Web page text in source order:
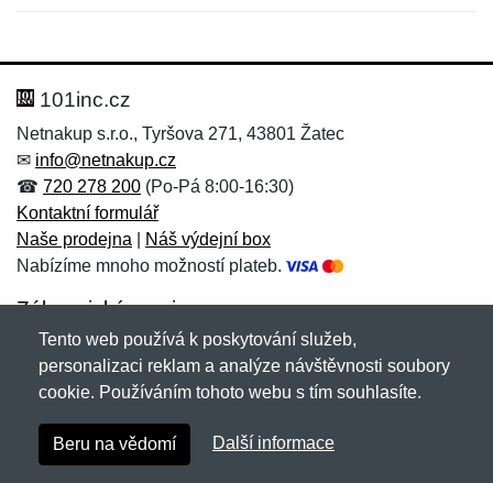
Hodnocení:
Jméno: *
Zpráva*
Jméno:
E-mail:*
101inc.cz
Netnakup s.r.o., Tyršova 271, 43801 Žatec
✉ info@netnakup.cz
☎ 720 278 200 (Po-Pá 8:00-16:30)
Kontaktní formulář
Naše prodejna
Náš výdejní box
Nabízíme mnoho možností plateb.
Zákaznický servis
Novinky emailem
Copyright © 2007-2026 (19 let s vámi)Netnakup.cz
NetIQ. Všechna práva vyhrazena.
Tento web používá k poskytování služeb,
personalizaci reklam a analýze návštěvnosti soubory
cookie. Používáním tohoto webu s tím souhlasíte.
Beru na vědomí Další informace